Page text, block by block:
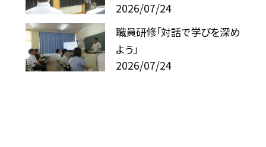
2026/07/24
職員研修「対話で学びを深め
よう」
2026/07/24